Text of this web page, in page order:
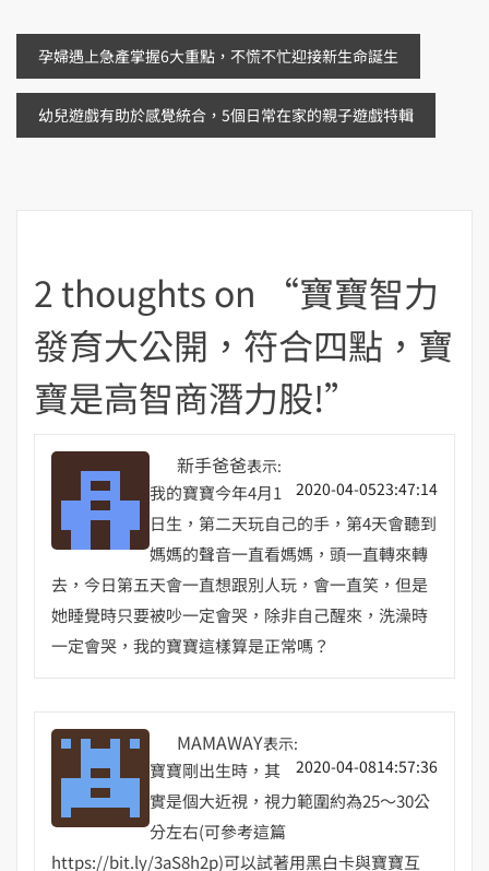
文
章
孕婦遇上急產掌握6大重點，不慌不忙迎接新生命誕生
幼兒遊戲有助於感覺統合，5個日常在家的親子遊戲特輯
2 thoughts on “寶寶智力
發育大公開，符合四點，寶
寶是高智商潛力股!”
新手爸爸表示:
2020-04-0523:47:14
我的寶寶今年4月1
日生，第二天玩自己的手，第4天會聽到
媽媽的聲音一直看媽媽，頭一直轉來轉
去，今日第五天會一直想跟別人玩，會一直笑，但是
她睡覺時只要被吵一定會哭，除非自己醒來，洗澡時
一定會哭，我的寶寶這樣算是正常嗎？
MAMAWAY表示:
2020-04-0814:57:36
寶寶剛出生時，其
實是個大近視，視力範圍約為25～30公
分左右(可參考這篇
https://bit.ly/3aS8h2p)可以試著用黑白卡與寶寶互